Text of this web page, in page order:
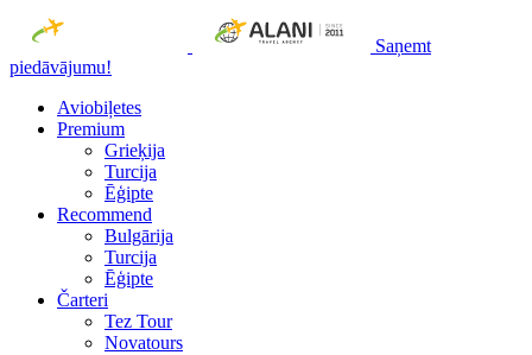
Saņemt
piedāvājumu!
Aviobiļetes
Premium
Grieķija
Turcija
Ēģipte
Recommend
Bulgārija
Turcija
Ēģipte
Čarteri
Tez Tour
Novatours